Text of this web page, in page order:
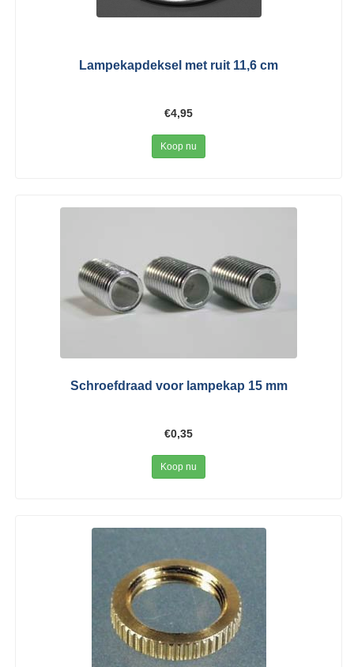
Lampekapdeksel met ruit 11,6 cm
€4,95
Koop nu
Schroefdraad voor lampekap 15 mm
€0,35
Koop nu